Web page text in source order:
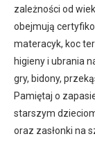
zależności od
obejmują
materacyk, koc
higieny i ubrania
gry, bidony,
Pamiętaj o
starszym
oraz zasłonki na